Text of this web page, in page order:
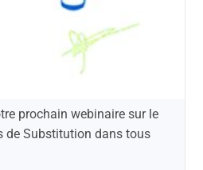
prochain webinaire sur le
de Substitution dans tous